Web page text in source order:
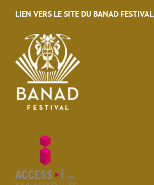
LIEN VERS LE SITE DU BANAD FESTIVAL